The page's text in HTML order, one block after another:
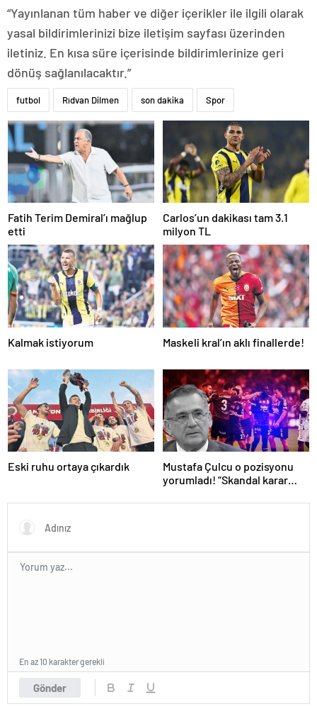
“Yayınlanan tüm haber ve diğer içerikler ile ilgili olarak
yasal bildirimlerinizi bize iletişim sayfası üzerinden
iletiniz. En kısa süre içerisinde bildirimlerinize geri
dönüş sağlanılacaktır.”
futbol Rıdvan Dilmen son dakika Spor
Fatih Terim Demiral’ı mağlup
etti
Carlos’un dakikası tam 3.1
milyon TL
Kalmak istiyorum Maskeli kral’ın aklı finallerde!
Eski ruhu ortaya çıkardık
Mustafa Çulcu o pozisyonu
yorumladı! “Skandal karar
Gönder
En az 10 karakter gerekli